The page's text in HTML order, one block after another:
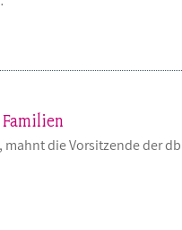
die Vorsitzende der